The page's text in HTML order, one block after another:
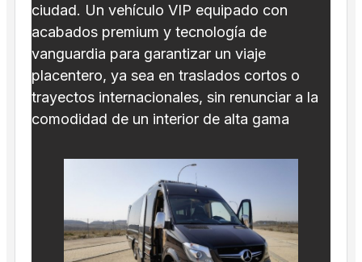
ciudad. Un vehículo VIP equipado con
acabados premium y tecnología de
vanguardia para garantizar un viaje
placentero, ya sea en traslados cortos o
trayectos internacionales, sin renunciar a la
comodidad de un interior de alta gama